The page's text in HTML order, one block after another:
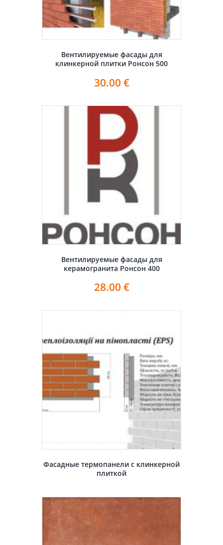
Вентилируемые фасады для
клинкерной плитки Ронсон 500
30.00 €
Вентилируемые фасады для
керамогранита Ронсон 400
28.00 €
Фасадные термопанели с клинкерной
плиткой